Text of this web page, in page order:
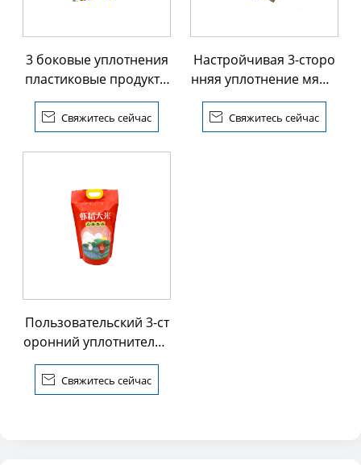
3 боковые уплотнения
пластиковые продукты
питания упаковки меш
ок
 Свяжитесь сейчас
Настройчивая 3-сторо
нняя уплотнение мяшо
к для упаковки корма д
ля собак
 Свяжитесь сейчас
Пользовательский 3-ст
оронний уплотнительн
ый пакет для упаковки
риса
 Свяжитесь сейчас